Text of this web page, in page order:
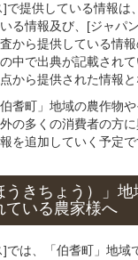
で提供している情報は
る情報及び、[ジャパ
から提供している情
中で出典が記載され
から提供された情報と
耆町」地域の農作物
の多くの消費者の方
を追加していく予定で
うきちょう）」地
ている農家様へ
では、「伯耆町」地域